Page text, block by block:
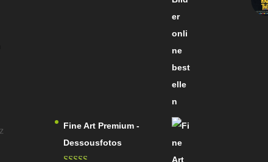
Fine Art Premium -
Dessousfotos